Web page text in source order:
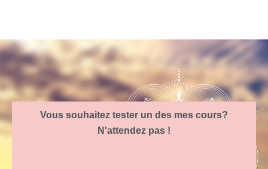
Vous souhaitez tester un des mes cours?
N'attendez pas !